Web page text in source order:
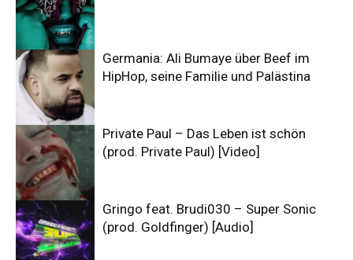
Germania: Ali Bumaye über Beef im
HipHop, seine Familie und Palästina
Private Paul – Das Leben ist schön
(prod. Private Paul) [Video]
Gringo feat. Brudi030 – Super Sonic
(prod. Goldfinger) [Audio]